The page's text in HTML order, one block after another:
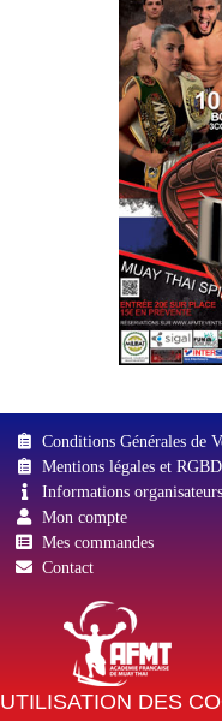
Conditions Générales de
Mentions légales et RGBD
Informations organisateurs
Mon compte
Mes commandes
Contact
UTILISATION DES